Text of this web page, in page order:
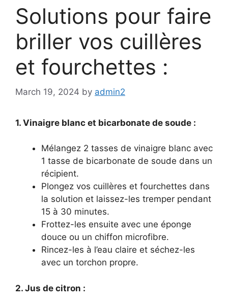
Solutions pour faire
briller vos cuillères
et fourchettes :
March 19, 2024 by admin2
1. Vinaigre blanc et bicarbonate de soude :
Mélangez 2 tasses de vinaigre blanc avec
1 tasse de bicarbonate de soude dans un
récipient.
Plongez vos cuillères et fourchettes dans
la solution et laissez-les tremper pendant
15 à 30 minutes.
Frottez-les ensuite avec une éponge
douce ou un chiffon microfibre.
Rincez-les à l’eau claire et séchez-les
avec un torchon propre.
2. Jus de citron :